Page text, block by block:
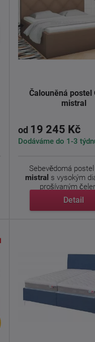
Čalouněná postel
mistral
od 19 245 Kč
Dodáváme do 1-3
Sebevědomá
mistral s vysokým
prošívaným
Detail